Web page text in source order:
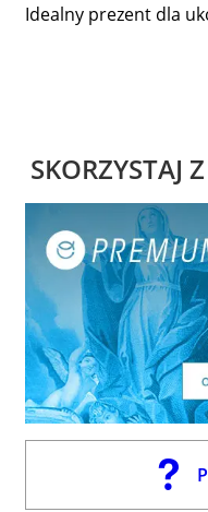
Idealny prezent dla
SKORZYSTAJ